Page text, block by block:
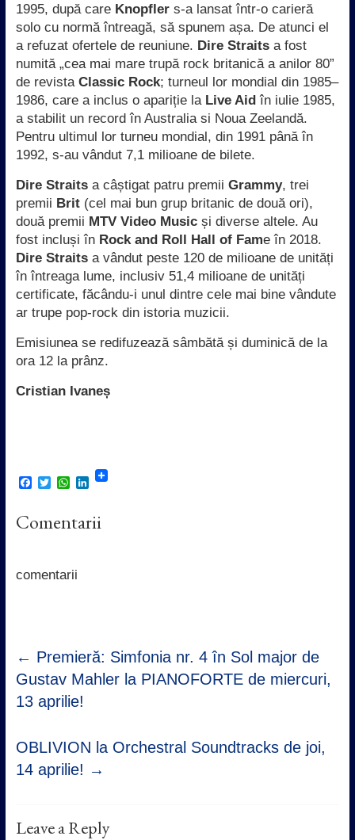
1995, după care Knopflers-a lansat într-o carieră
solo cu normă întreagă, să spunem așa. De atunci el
a refuzat ofertele de reuniune. Dire Straitsa fost
numită „cea mai mare trupă rock britanică a anilor 80”
de revistaClassic Rock; turneul lor mondial din 1985–
1986, care a inclus o apariție la Live Aidîn iulie 1985,
a stabilit un record în Australia si Noua Zeelandă.
Pentru ultimul lor turneu mondial, din 1991 până în
1992, s-au vândut 7,1 milioane de bilete.
Dire Straitsa câștigat patru premii Grammy, trei
premii Brit(cel mai bun grup britanic de două ori),
două premii MTV Video Musicși diverse altele. Au
fost incluși în Rock and Roll Hall of Fame în 2018.
Dire Straitsa vândut peste 120 de milioane de unități
în întreaga lume, inclusiv 51,4 milioane de unități
certificate, făcându-i unul dintre cele mai bine vândute
ar trupe pop-rock din istoria muzicii.
Emisiunea se redifuzează sâmbătă și duminică de la
ora 12 la prânz.
Cristian Ivaneș
F
e
b
k
T
t
t
W
t
s
p
L
k
e
Comentarii
comentarii
← Premieră: Simfonia nr. 4 în Sol major de
Gustav Mahler la PIANOFORTE de miercuri,
13 aprilie!
OBLIVION la Orchestral Soundtracks de joi,
14 aprilie! →
Leave a Reply